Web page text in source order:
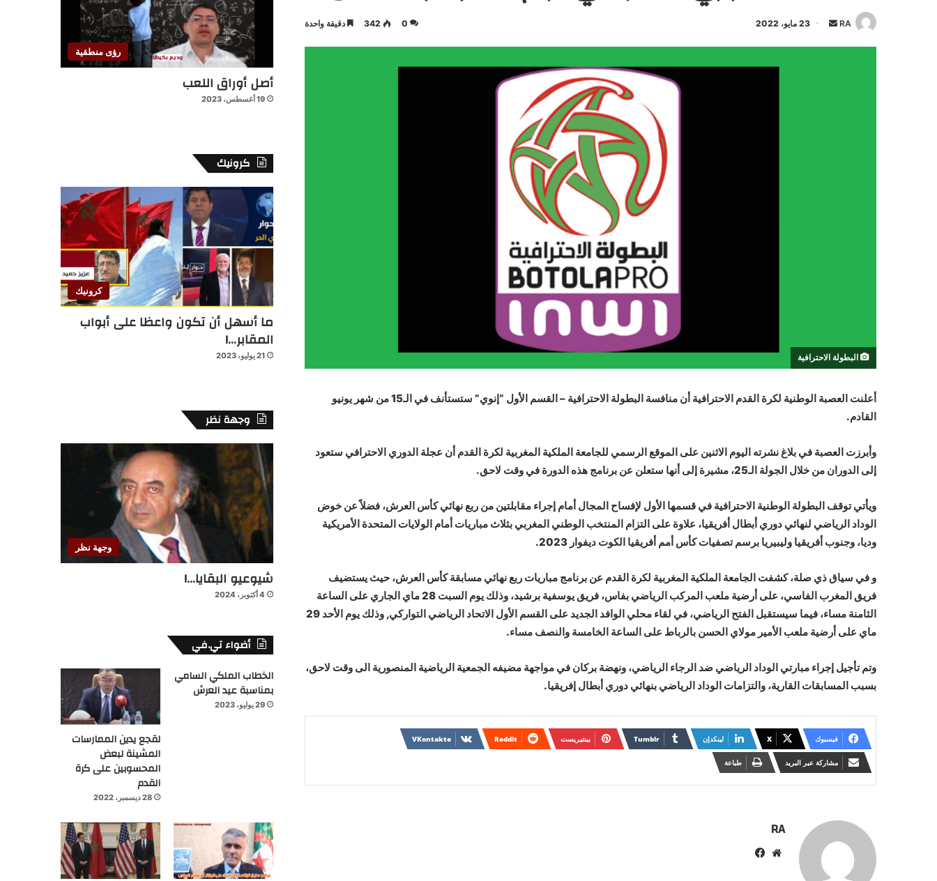
RA
أرسل 23 مايو، 2022 0
342 دقيقة واحدة
البطولة الاحترافية
أعلنت العصبة الوطنية لكرة القدم الاحترافية أن منافسة البطولة الاحترافية – القسم الأول “إنوي” ستستأنف في الـ15 من شهر يونيو
القادم.
وأبرزت العصبة في بلاغ نشرته اليوم الاثنين على الموقع الرسمي للجامعة الملكية المغربية لكرة القدم أن عجلة الدوري الاحترافي ستعود
إلى الدوران من خلال الجولة الـ25، مشيرة إلى أنها ستعلن عن برنامج هذه الدورة في وقت لاحق.
ويأتي توقف البطولة الوطنية الاحترافية في قسمها الأول لإفساح المجال أمام إجراء مقابلتين من ربع نهائي كأس العرش، فضلاً عن خوض
الوداد الرياضي لنهائي دوري أبطال أفريقيا، علاوة على التزام المنتخب الوطني المغربي بثلاث مباريات أمام الولايات المتحدة الأمريكية
وديا، وجنوب أفريقيا وليبيريا برسم تصفيات كأس أمم أفريقيا الكوت ديفوار 2023.
و في سياق ذي صلة، كشفت الجامعة الملكية المغربية لكرة القدم عن برنامج مباريات ربع نهائي مسابقة كأس العرش، حيث يستضيف
فريق المغرب الفاسي، على أرضية ملعب المركب الرياضي بفاس، فريق يوسفية برشيد، وذلك يوم السبت 28 ماي الجاري على الساعة
الثامنة مساء، فيما سيستقبل الفتح الرياضي، في لقاء محلي الوافد الجديد على القسم الأول الاتحاد الرياضي التواركي, وذلك يوم الأحد 29
ماي على أرضية ملعب الأمير مولاي الحسن بالرباط على الساعة الخامسة والنصف مساء.
وتم تأجيل إجراء مبارتي الوداد الرياضي ضد الرجاء الرياضي، ونهضة بركان في مواجهة مضيفه الجمعية الرياضية المنصورية الى وقت لاحق،
بسبب المسابقات القارية، والتزامات الوداد الرياضي بنهائي دوري أبطال إفريقيا.
فيسبوك X لينكدإن بينتيريست
مشاركة عبر البريد طباعة
RA
موقع
رؤى منطقية
أصل أوراق اللعب
19 أغسطس، 2023
كرونيك
كرونيك
ما أسهل أن تكون واعظا على أبواب
المقابر…!
21 يوليو، 2023
وجهة نظر
وجهة نظر
شيوعيو البقايا…!
4 أكتوبر، 2024
أضواء تي.في
الخطاب الملكي السامي
بمناسبة عيد العرش
29 يوليو، 2023
لقجع يدين الممارسات
المشينة لبعض
المحسوبين على كرة
القدم
28 ديسمبر، 2022